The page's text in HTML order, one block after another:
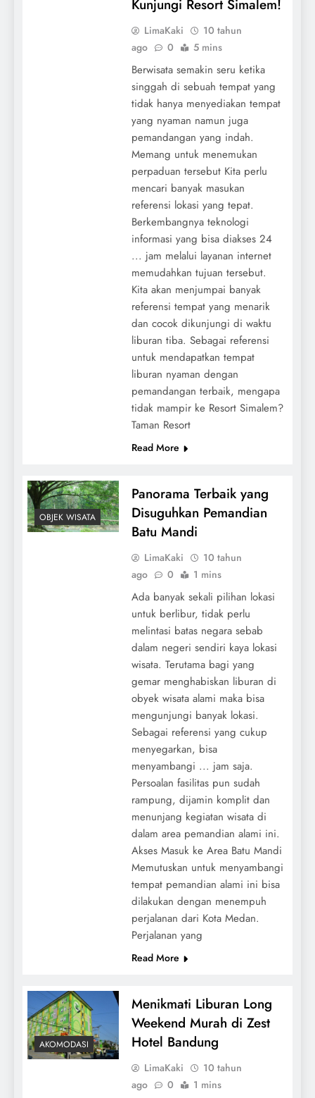
Kunjungi Resort Simalem!
LimaKaki
10 tahun
ago
0 5 mins
Berwisata semakin seru ketika
singgah di sebuah tempat yang
tidak hanya menyediakan tempat
yang nyaman namun juga
pemandangan yang indah.
Memang untuk menemukan
perpaduan tersebut Kita perlu
mencari banyak masukan
referensi lokasi yang tepat.
Berkembangnya teknologi
informasi yang bisa diakses 24
... jam melalui layanan internet
memudahkan tujuan tersebut.
Kita akan menjumpai banyak
referensi tempat yang menarik
dan cocok dikunjungi di waktu
liburan tiba. Sebagai referensi
untuk mendapatkan tempat
liburan nyaman dengan
pemandangan terbaik, mengapa
tidak mampir ke Resort Simalem?
Taman Resort
Read More
OBJEK WISATA
Panorama Terbaik yang
Disuguhkan Pemandian
Batu Mandi
LimaKaki
10 tahun
ago
0 1 mins
Ada banyak sekali pilihan lokasi
untuk berlibur, tidak perlu
melintasi batas negara sebab
dalam negeri sendiri kaya lokasi
wisata. Terutama bagi yang
gemar menghabiskan liburan di
obyek wisata alami maka bisa
mengunjungi banyak lokasi.
Sebagai referensi yang cukup
menyegarkan, bisa
menyambangi ... jam saja.
Persoalan fasilitas pun sudah
rampung, dijamin komplit dan
menunjang kegiatan wisata di
dalam area pemandian alami ini.
Akses Masuk ke Area Batu Mandi
Memutuskan untuk menyambangi
tempat pemandian alami ini bisa
dilakukan dengan menempuh
perjalanan dari Kota Medan.
Perjalanan yang
Read More
AKOMODASI
Menikmati Liburan Long
Weekend Murah di Zest
Hotel Bandung
LimaKaki
10 tahun
ago
0 1 mins